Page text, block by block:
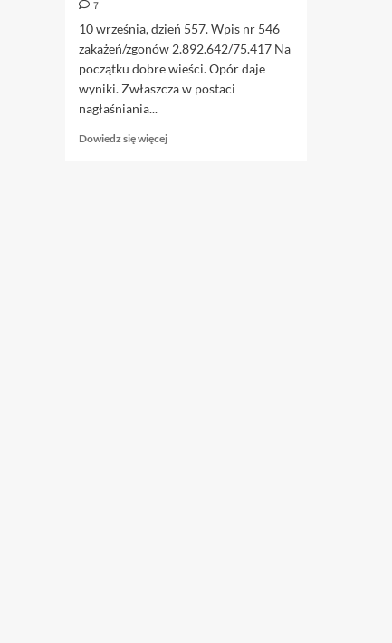
7
10 września, dzień 557. Wpis nr 546
zakażeń/zgonów 2.892.642/75.417 Na
początku dobre wieści. Opór daje
wyniki. Zwłaszcza w postaci
nagłaśniania...
Dowiedz się więcejDowiedz